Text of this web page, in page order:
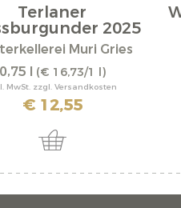
Terlaner
2025
Muri Gries
0,75 l (€ 16,73/1 l)
MwSt. zzgl. Versandkosten
€ 12,55